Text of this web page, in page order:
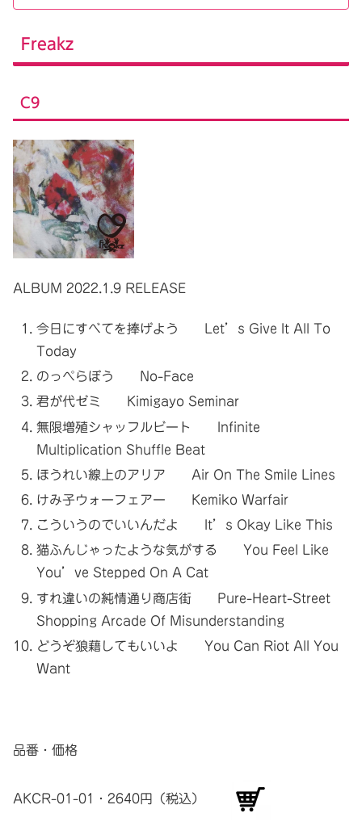
Freakz
C9
ALBUM 2022.1.9 RELEASE
今日にすべてを捧げよう Let’s Give It All To
Today
のっぺらぼう No-Face
君が代ゼミ Kimigayo Seminar
無限増殖シャッフルビート Infinite
Multiplication Shuffle Beat
ほうれい線上のアリア Air On The Smile Lines
けみ子ウォーフェアー Kemiko Warfair
こういうのでいいんだよ It’s Okay Like This
猫ふんじゃったような気がする You Feel Like
You’ve Stepped On A Cat
すれ違いの純情通り商店街 Pure-Heart-Street
Shopping Arcade Of Misunderstanding
どうぞ狼藉してもいいよ You Can Riot All You
Want
品番・価格
AKCR-01-01・2640円（税込）